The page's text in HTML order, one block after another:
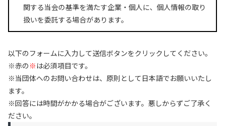
関する当会の基準を満たす企業・個人に、個人情報の取り
扱いを委託する場合があります。
以下のフォームに入力して送信ボタンをクリックしてください。
※赤の※ は必須項目です。
※当団体へのお問い合わせは、原則として日本語でお願いいたし
ます。
※回答には時間がかかる場合がございます。悪しからずご了承く
ださい。